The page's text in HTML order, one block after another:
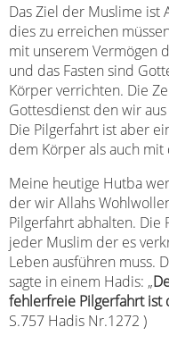
Das Ziel der Muslime ist
dies zu erreichen
mit unserem Vermögen
und das Fasten sind
Körper verrichten. Die
Gottesdienst den wir
Die Pilgerfahrt ist aber
dem Körper als auch
Meine heutige Hutba
der wir Allahs
Pilgerfahrt abhalten. Die
jeder Muslim der es
Leben ausführen muss.
sagte in einem Hadis: „
fehlerfreie Pilgerfahrt ist
S.757 Hadis Nr.1272 )